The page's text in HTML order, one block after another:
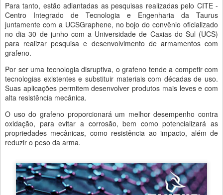
Para tanto, estão adiantadas as pesquisas realizadas pelo CITE -
Centro Integrado de Tecnologia e Engenharia da Taurus
juntamente com a UCSGraphene, no bojo do convênio oficializado
no dia 30 de junho com a Universidade de Caxias do Sul (UCS)
para realizar pesquisa e desenvolvimento de armamentos com
grafeno.
Por ser uma tecnologia disruptiva, o grafeno tende a competir com
tecnologias existentes e substituir materiais com décadas de uso.
Suas aplicações permitem desenvolver produtos mais leves e com
alta resistência mecânica.
O uso do grafeno proporcionará um melhor desempenho contra
oxidação, para evitar a corrosão, bem como potencializará as
propriedades mecânicas, como resistência ao impacto, além de
reduzir o peso da arma.